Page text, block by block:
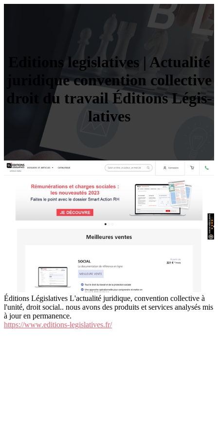
Editions legis­lati­ves | Actualité
juridique convention collective
droit du travail Éditions Légis­
lati­ves
Éditions Législatives L'actualité juridique, convention collective à
l'unité, droit social.. nous avons des produits et services analysés mis
à jour en permanence.
https://www.editions-legislatives.fr/